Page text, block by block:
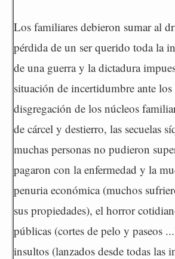
Los familiares debieron sumar al
pérdida de un ser querido toda la
de una guerra y la dictadura
situación de incertidumbre ante los
disgregación de los núcleos
de cárcel y destierro, las secuelas
muchas personas no pudieron
pagaron con la enfermedad y la
penuria económica (muchos
sus propiedades), el horror
públicas (cortes de pelo y paseos
insultos (lanzados desde todas las